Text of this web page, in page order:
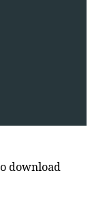
download